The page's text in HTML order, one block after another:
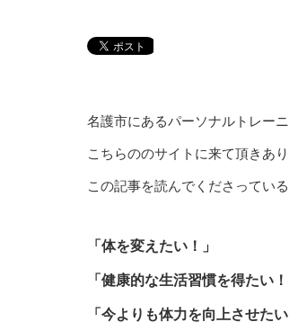
名護市にあるパーソナルトレー
こちらののサイトに来て頂きあ
この記事を読んでくださってい
「体を変えたい！」
「健康的な生活習慣を得たい！
「今よりも体力を向上させたい